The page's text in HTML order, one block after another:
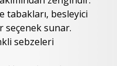
tabakları, besleyici
seçenek sunar.
sebzeleri